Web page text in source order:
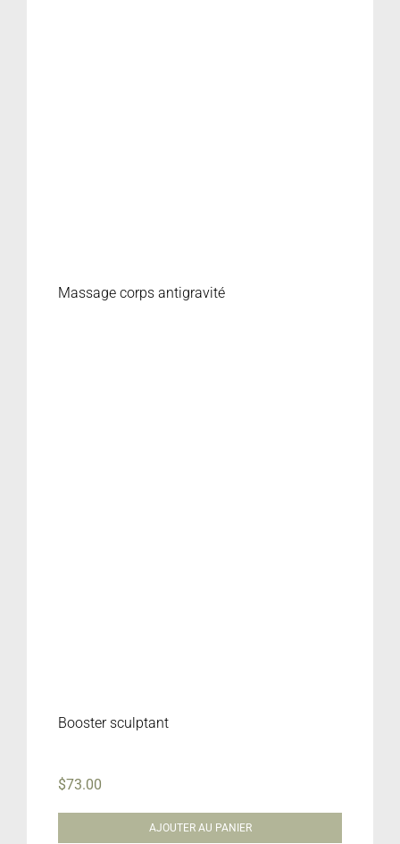
Massage corps antigravité
Booster sculptant
$73.00
AJOUTER AU PANIER